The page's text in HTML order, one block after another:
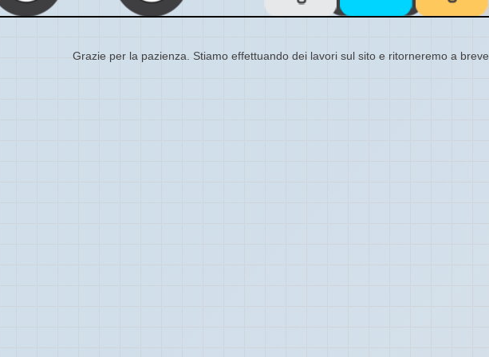
Grazie per la pazienza. Stiamo effettuando dei lavori sul sito e ritorneremo a breve.